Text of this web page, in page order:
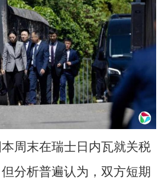
周末在瑞士日内瓦就关税
分析普遍认为，双方短期